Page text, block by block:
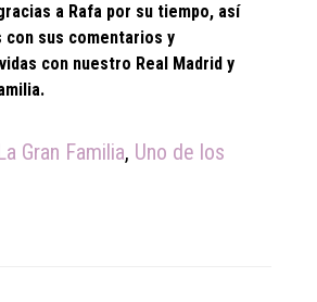
a Rafa por su tiempo, así
sus comentarios y
con nuestro Real Madrid y
Gran Familia, Uno de los